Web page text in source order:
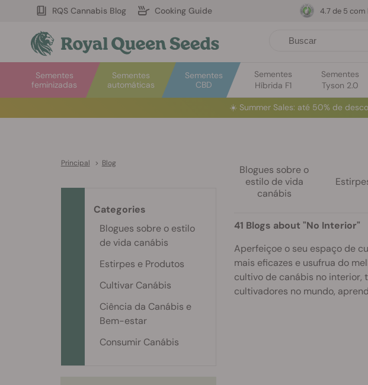
RQS Cannabis Blog Cooking Guide
Sementes
automáticas
Sementes
feminizadas
Sementes
CBD
Sementes
Híbrida F1
Sementes
Tyson 2.0
4.7 de 5 com
☀️ Summer Sales: até 50% de
Principal > Blog
Blogues sobre o
estilo de vida
canábis
41 Blogs about "No Interior"
Aperfeiçoe o seu espaço de
mais eficazes e usufrua do
cultivo de canábis no interior,
cultivadores no mundo,
Categories
Blogues sobre o estilo
de vida canábis
Estirpes e Produtos
Cultivar Canábis
Ciência da Canábis e
Bem-estar
Consumir Canábis